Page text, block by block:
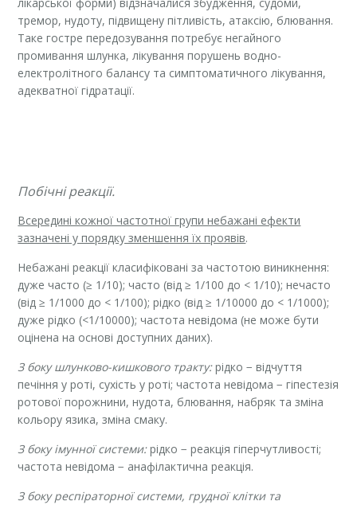
тремор, нудоту, підвищену пітливість, атаксію, блювання.
Таке гостре передозування потребує негайного
промивання шлунка, лікування порушень водно-
електролітного балансу та симптоматичного лікування,
адекватної гідратації.
Побічні реакції.
Всередині кожної частотної групи небажані ефекти
зазначені у порядку зменшення їх проявів.
Небажані реакції класифіковані за частотою виникнення:
дуже часто (≥ 1/10); часто (від ≥ 1/100 до < 1/10); нечасто
(від ≥ 1/1000 до < 1/100); рідко (від ≥ 1/10000 до < 1/1000);
дуже рідко (<1/10000); частота невідома (не може бути
оцінена на основі доступних даних).
З боку шлунково-кишкового тракту:рідко − відчуття
печіння у роті, сухість у роті; частота невідома − гіпестезія
ротової порожнини, нудота, блювання, набряк та зміна
кольору язика, зміна смаку.
З боку імунної системи:рідко − реакція гіперчутливості;
частота невідома − анафілактична реакція.
З боку респіраторної системи, грудної клітки та